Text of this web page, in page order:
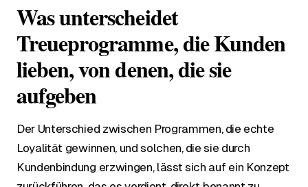
Was unterscheidet
Treueprogramme, die Kunden
lieben, von denen, die sie
aufgeben
Der Unterschied zwischen Programmen, die echte
Loyalität gewinnen, und solchen, die sie durch
Kundenbindung erzwingen, lässt sich auf ein Konzept